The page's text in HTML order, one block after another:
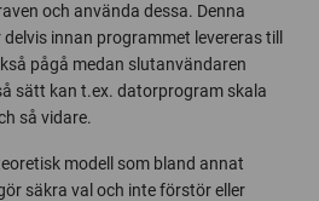
och använda dessa. Denna
innan programmet levereras till
pågå medan slutanvändaren
sätt kan t.ex. datorprogram skala
så vidare.
modell som bland annat
säkra val och inte förstör eller